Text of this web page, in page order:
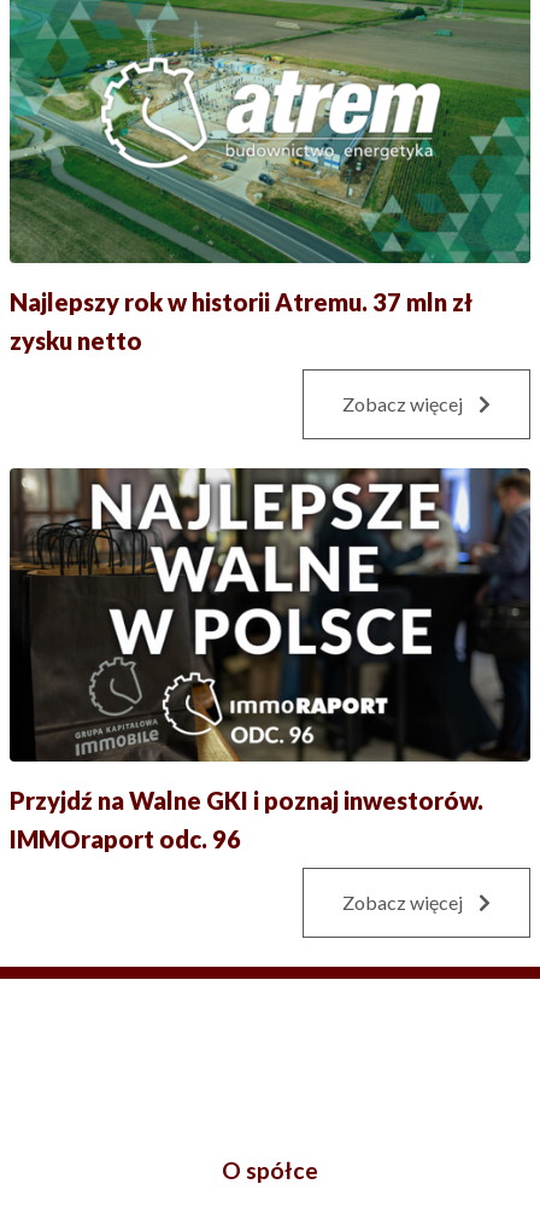
Najlepszy rok w historii Atremu. 37 mln zł
zysku netto
Zobacz więcej
Przyjdź na Walne GKI i poznaj inwestorów.
IMMOraport odc. 96
Zobacz więcej
O spółce